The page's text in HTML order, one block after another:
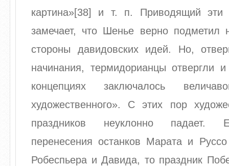
картина»[38] и т. п. Приводящий
замечает, что Шенье верно подметил
стороны давидовских идей. Но,
начинания, термидорианцы отвергли
концепциях заключалось
художественного». С этих пор
праздников неуклонно падает.
перенесения останков Марата и
Робеспьера и Давида, то праздник